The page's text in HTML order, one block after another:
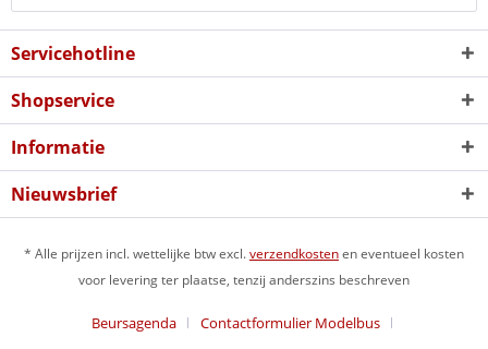
Servicehotline
Shopservice
Informatie
Nieuwsbrief
* Alle prijzen incl. wettelijke btw excl.verzendkostenen eventueel kosten
voor levering ter plaatse, tenzij anderszins beschreven
Beursagenda
Contactformulier Modelbus